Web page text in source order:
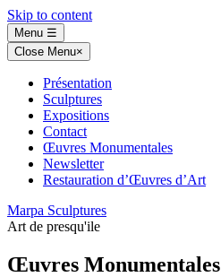
Skip to content
Menu ☰
Close Menu×
Présentation
Sculptures
Expositions
Contact
Œuvres Monumentales
Newsletter
Restauration d’Œuvres d’Art
Marpa Sculptures
Art de presqu'ile
Œuvres Monumentales